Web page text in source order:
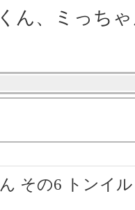
ん、ミっち
その6 トンイ